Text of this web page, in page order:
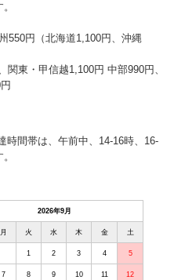
550円（北海道1,100円、沖縄
東・甲信越1,100円 中部990円、
時間帯は、午前中、14-16時、16-
2026年9月
月 火 水 木 金 土
1 2 3 4 5
7 8 9 10 11 12